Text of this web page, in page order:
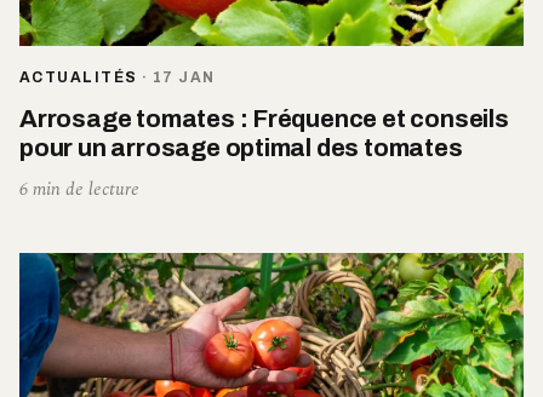
ACTUALITÉS · 17 JAN
Arrosage tomates : Fréquence et conseils
pour un arrosage optimal des tomates
6 min de lecture